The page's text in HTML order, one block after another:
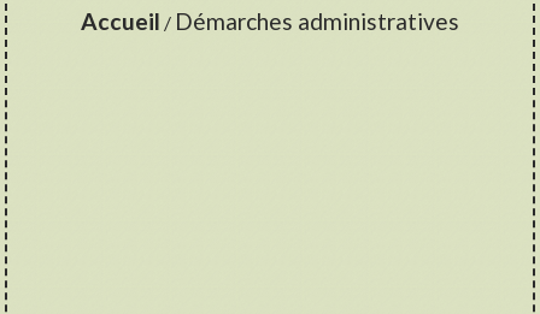
Accueil / Démarches administratives